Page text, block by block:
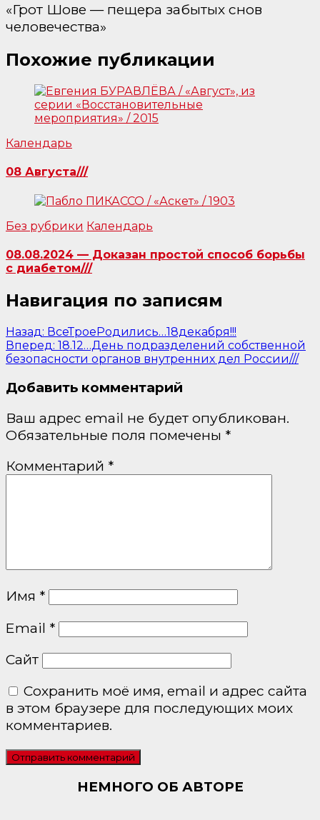
«Грот Шове — пещера забытых снов
человечества»
Похожие публикации
Календарь
08 Августа///
Без рубрики Календарь
08.08.2024 — Доказан простой способ борьбы
с диабетом///
Навигация по записям
Назад: ВсеТроеРодились…18декабря!!!
Вперед: 18.12…День подразделений собственной
безопасности органов внутренних дел России///
Добавить комментарий
Ваш адрес email не будет опубликован.
Обязательные поля помечены *
Комментарий *
Имя *
Email *
Сайт
Сохранить моё имя, email и адрес сайта
в этом браузере для последующих моих
комментариев.
НЕМНОГО ОБ АВТОРЕ